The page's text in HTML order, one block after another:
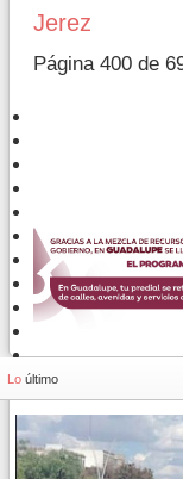
Jerez
Página 400 de
Lo último